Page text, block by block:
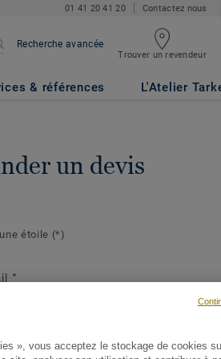
01 41 20 41 20 Contactez nous
Recherche avancée
Trouver un revendeur
& références L'Atelier
un devis
étoile (*)
*
», vous acceptez le stockage de cookies